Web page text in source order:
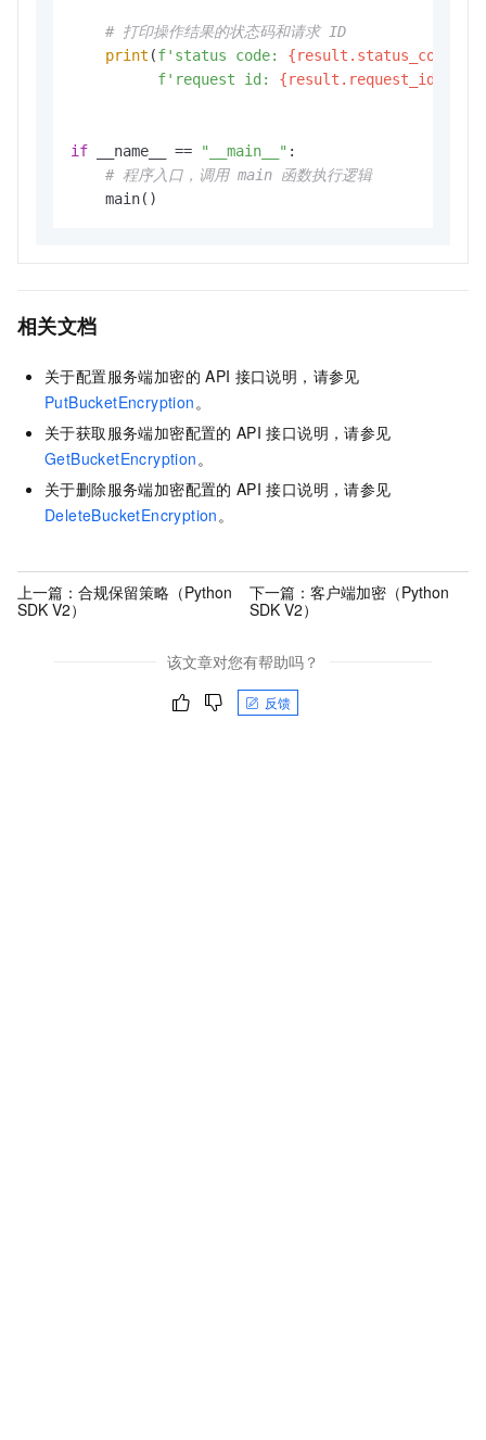
# 打印操作结果的状态码和请求 ID
print (f'status code: {result.status_code}
f'request id: {result.request_id}
if __name__ == "__main__" :
# 程序入口，调用 main 函数执行逻辑
相关文档
关于配置服务端加密的 API 接口说明，请参见
PutBucketEncryption。
关于获取服务端加密配置的 API 接口说明，请参见
GetBucketEncryption。
关于删除服务端加密配置的 API 接口说明，请参见
DeleteBucketEncryption。
上一篇： 合规保留策略（Python
SDK V2）
下一篇： 客户端加密（Python
SDK V2）
该文章对您有帮助吗？
反馈